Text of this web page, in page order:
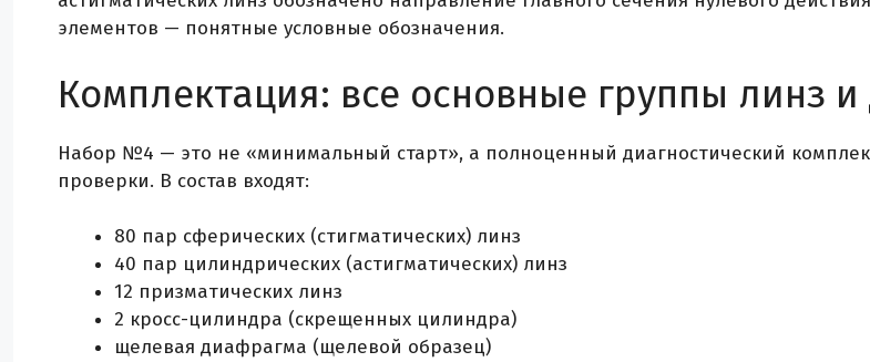
элементов — понятные условные обозначения.
Комплектация: все основные группы линз
Набор №4 — это не «минимальный старт», а полноценный диагностический
проверки. В состав входят:
80 пар сферических (стигматических) линз
40 пар цилиндрических (астигматических) линз
12 призматических линз
2 кросс-цилиндра (скрещенных цилиндра)
щелевая диафрагма (щелевой образец)